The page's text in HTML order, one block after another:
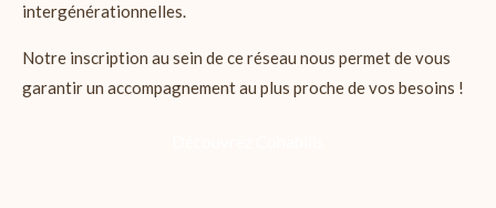
intergénérationnelles.
Notre inscription au sein de ce réseau nous permet de vous
garantir un accompagnement au plus proche de vos besoins !